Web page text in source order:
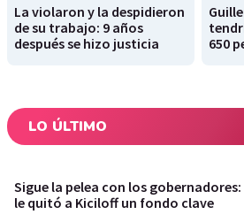
La violaron y la despidieron
de su trabajo: 9 años
después se hizo justicia
650
LO ÚLTIMO
Sigue la pelea con los gobernadores:
le quitó a Kiciloff un fondo clave